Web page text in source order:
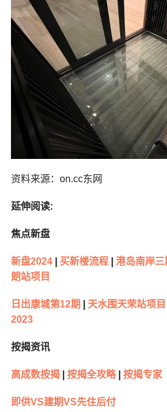
资料来源：on.cc东网
延伸阅读:
焦点新盘
新盘2024| 买新楼流程| 港岛南岸三
朗站项目
日出康城第12期 天水围天荣站项目
2023
按揭资讯
高成数按揭| 按揭全攻略| 按揭专家
即供VS建期VS先住后付